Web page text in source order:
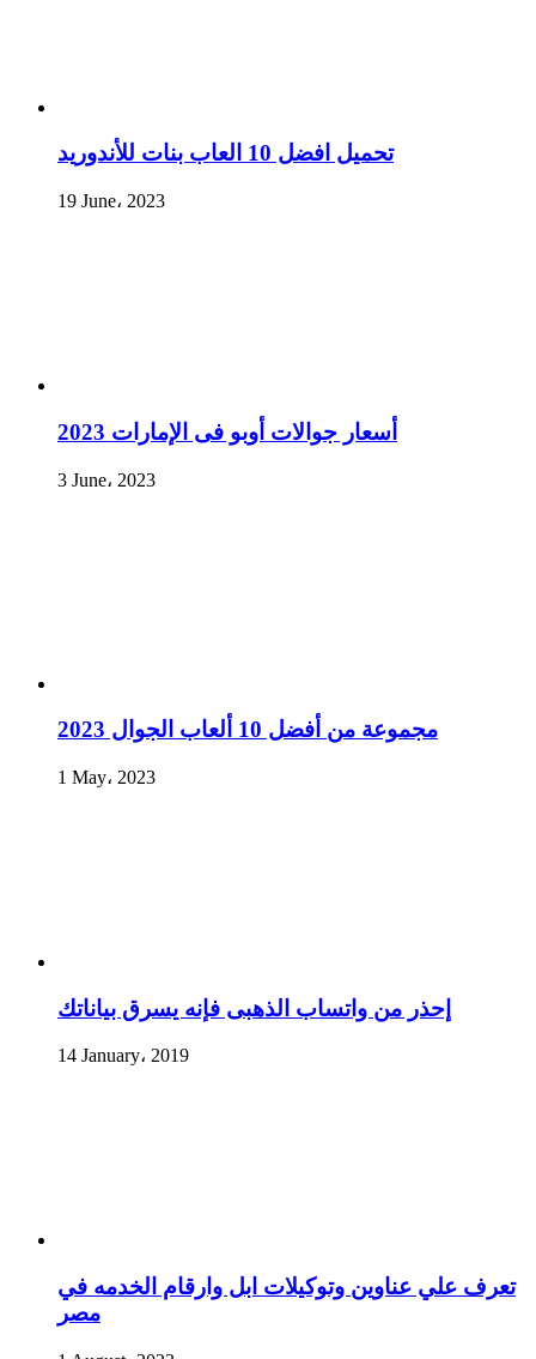
تحميل افضل 10 العاب بنات للأندوريد
19 June، 2023
أسعار جوالات أوبو فى الإمارات 2023
3 June، 2023
مجموعة من أفضل 10 ألعاب الجوال 2023
1 May، 2023
إحذر من واتساب الذهبى فإنه يسرق بياناتك
14 January، 2019
تعرف علي عناوين وتوكيلات ابل وارقام الخدمه في
مصر